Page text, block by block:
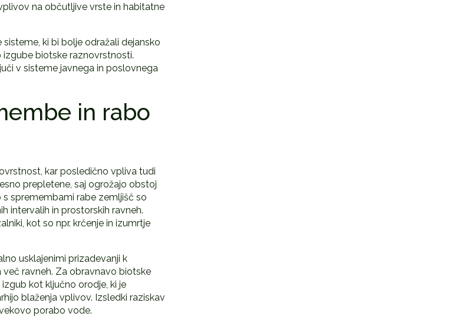
na občutljive vrste in habitatne
ki bi bolje odražali dejansko
biotske raznovrstnosti.
v sisteme javnega in poslovnega
in rabo
kar posledično vpliva tudi
prepletene, saj ogrožajo obstoj
spremembami rabe zemljišč so
intervalih in prostorskih ravneh.
kot so npr. krčenje in izumrtje
usklajenimi prizadevanji k
ravneh. Za obravnavo biotske
kot ključno orodje, ki je
blaženja vplivov. Izsledki raziskav
porabo vode.